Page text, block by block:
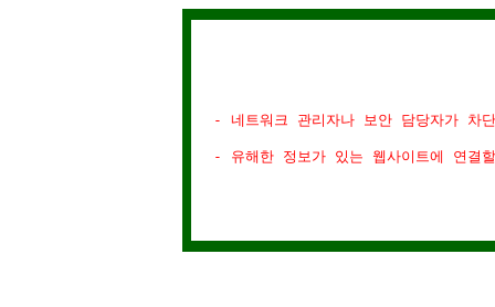
- 네트워크 관리자나 보안 담당자가 차
- 유해한 정보가 있는 웹사이트에 연결